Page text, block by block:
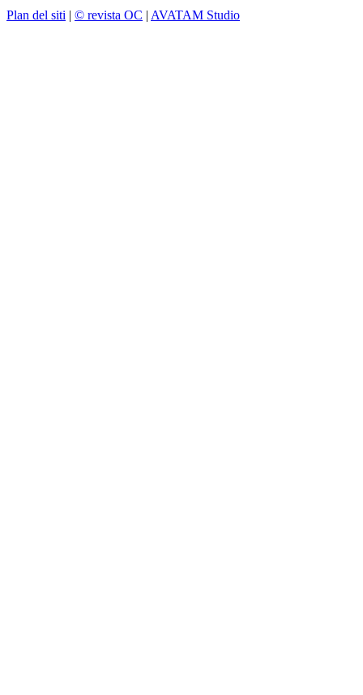
Plan del siti | © revista OC | AVATAM Studio